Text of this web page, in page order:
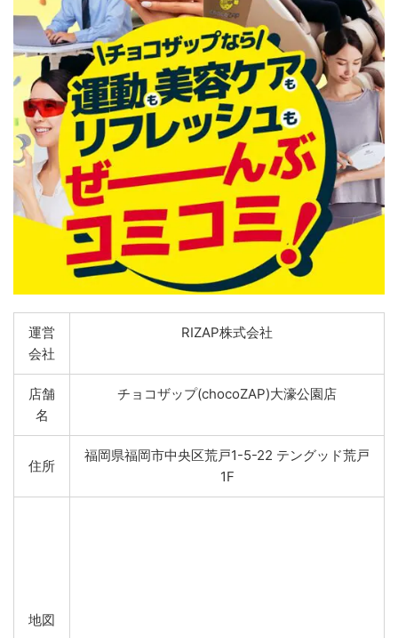
運営
会社
RIZAP株式会社
店舗
名
チョコザップ(chocoZAP)大濠公園店
住所
福岡県福岡市中央区荒戸1-5-22 テングッド荒戸
1F
地図